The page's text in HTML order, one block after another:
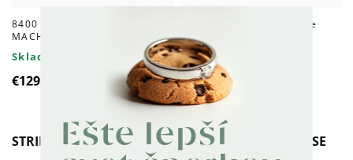
Ešte lepší
8400 Strieborné náušnice
MACHOVÝ ACHÁT ROSE
Skladom
€129
8403 Strieborné náušnice
MACHOVÝ ACHÁT ROSE
Skladom
€76
STRIEBORNÝ NÁHRDELNÍK MACHOVÝ ACHÁT ROSE